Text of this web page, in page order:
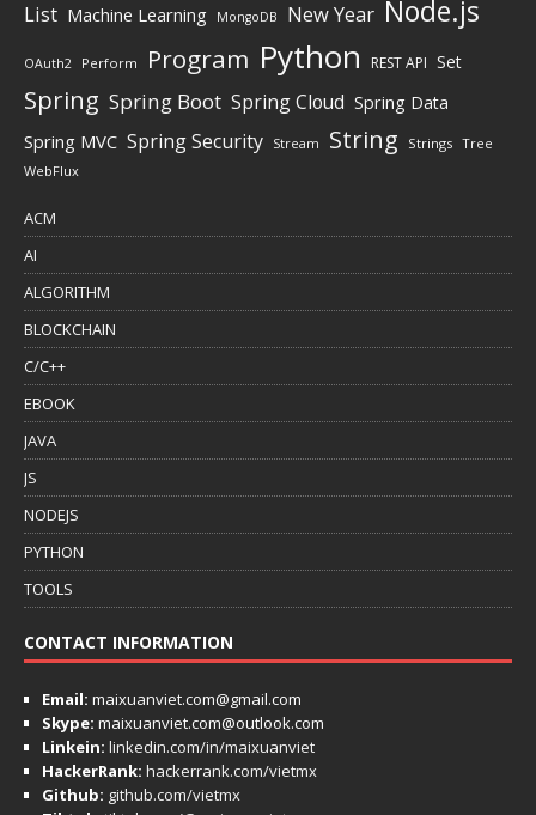
List Machine Learning MongoDB New Year Node.js
OAuth2 Perform Program Python REST API Set
Spring Spring Boot Spring Cloud Spring Data
Spring MVC Spring Security Stream String Strings Tree
WebFlux
ACM
AI
ALGORITHM
BLOCKCHAIN
C/C++
EBOOK
JAVA
JS
NODEJS
PYTHON
TOOLS
CONTACT INFORMATION
Email: maixuanviet.com@gmail.com
Skype: maixuanviet.com@outlook.com
Linkein: linkedin.com/in/maixuanviet
HackerRank: hackerrank.com/vietmx
Github: github.com/vietmx